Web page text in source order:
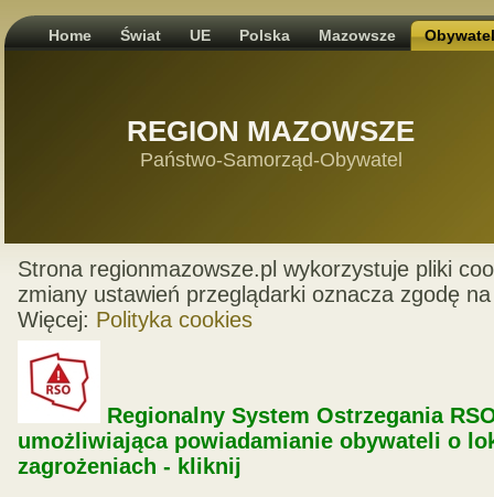
Home Świat UE Polska Mazowsze
REGION MAZOWSZE
Państwo-Samorząd-Obywatel
Strona regionmazowsze.pl wykorzystuje pliki
zmiany ustawień przeglądarki oznacza zgodę
Więcej: Polityka cookies
Regionalny System Ostrzegania
umożliwiająca powiadamianie obywateli o
zagrożeniach - kliknij